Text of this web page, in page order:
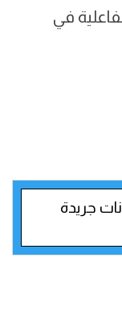
بفاعلية في
جريدة